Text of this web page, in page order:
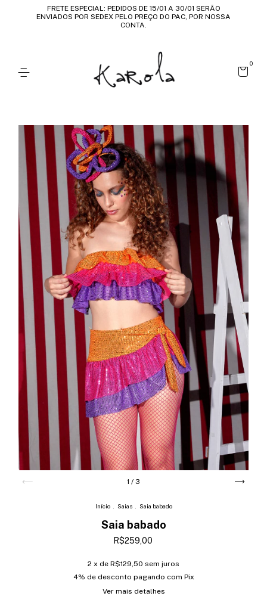
FRETE ESPECIAL: PEDIDOS DE 15/01 A 30/01 SERÃO
ENVIADOS POR SEDEX PELO PREÇO DO PAC, POR NOSSA
CONTA.
0
1 / 3
Início Saias Saia babado
Saia babado
R$259,00
2 x de R$129,50 sem juros
4% de desconto pagando com Pix
Ver mais detalhes